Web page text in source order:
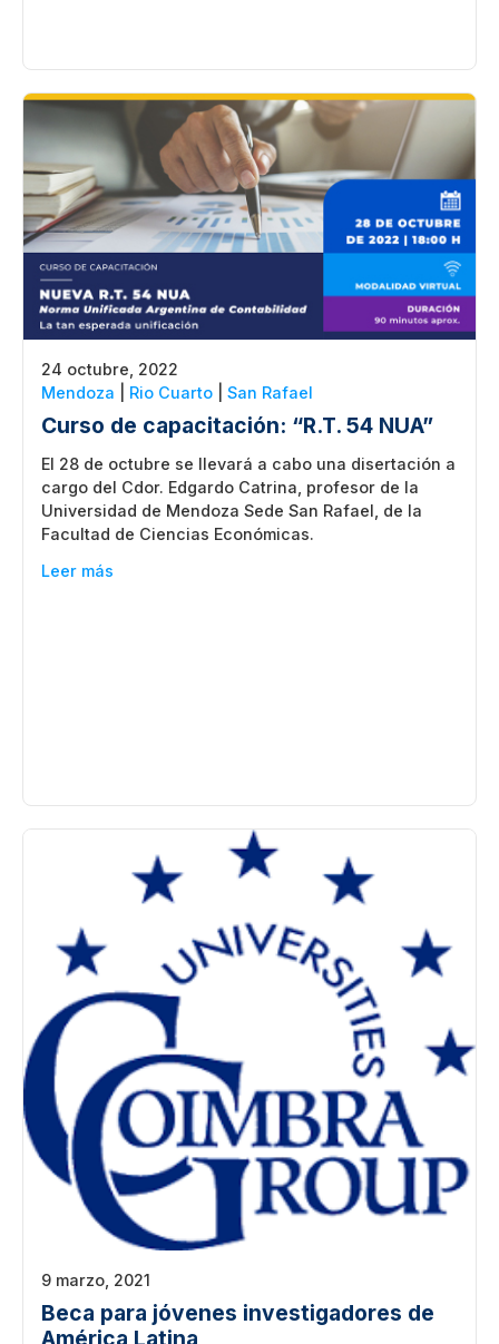
24 octubre, 2022
Mendoza
Rio Cuarto San Rafael
Curso de capacitación: “R.T. 54 NUA”
El 28 de octubre se llevará a cabo una disertación a
cargo del Cdor. Edgardo Catrina, profesor de la
Universidad de Mendoza Sede San Rafael, de la
Facultad de Ciencias Económicas.
Leer más
9 marzo, 2021
Beca para jóvenes investigadores de
América Latina